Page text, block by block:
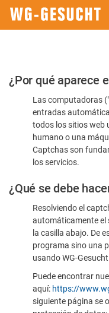
Por
favor,
confirme
humano
¿Por qué aparece
Las computadoras
entradas
todos los sitios web
humano o una
Captchas son
los servicios.
¿Qué se debe
Resolviendo el
automáticamente el
la casilla abajo. De
programa sino una
usando WG-
Puede encontrar
aquí: https://
siguiente página se